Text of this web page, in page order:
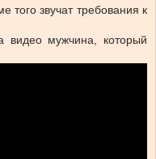
того звучат требования к
видео мужчина, который